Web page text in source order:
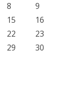
8
9
15
16
22
23
29
30